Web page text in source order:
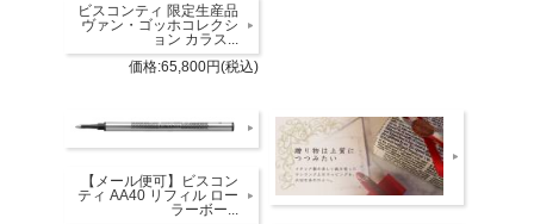
ビスコンティ 限定生産品
ヴァン・ゴッホコレクシ
ョン カラス...
価格:65,800円(税込)
【メール便可】ビスコン
ティ AA40 リフィル ロー
ラーボー...